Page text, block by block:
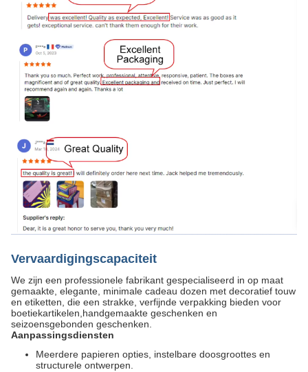
Vervaardigingscapaciteit
We zijn een professionele fabrikant gespecialiseerd in op maat
gemaakte, elegante, minimale cadeau dozen met decoratief touw
en etiketten, die een strakke, verfijnde verpakking bieden voor
boetiekartikelen,handgemaakte geschenken en
seizoensgebonden geschenken.
Aanpassingsdiensten
Meerdere papieren opties, instelbare doosgroottes en
structurele ontwerpen.